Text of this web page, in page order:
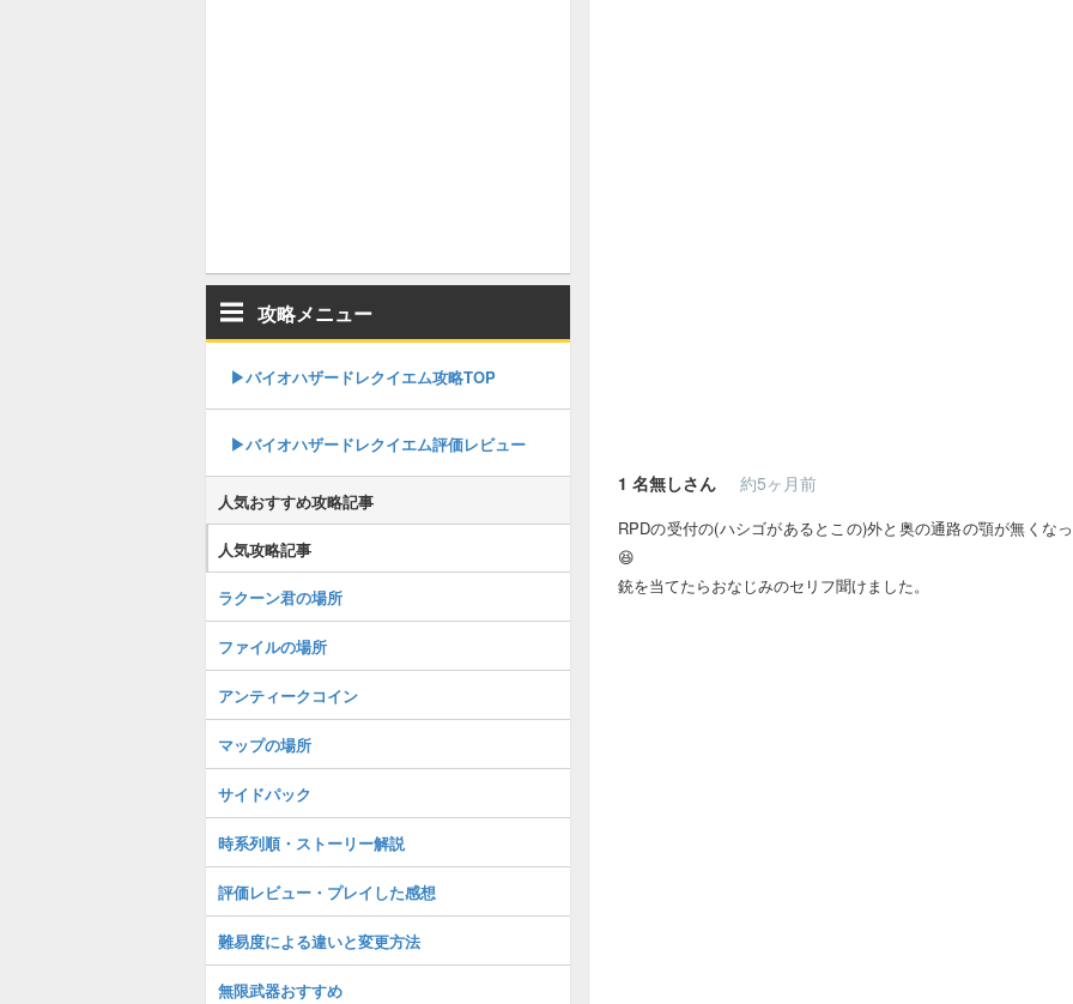
1 名無しさん 約5ヶ月前
RPDの受付の(ハシゴがあるとこの)外と奥の通路の顎が無くな
😆
銃を当てたらおなじみのセリフ聞けました。
攻略メニュー
▶︎バイオハザードレクイエム攻略TOP
▶︎バイオハザードレクイエム評価レビュー
人気おすすめ攻略記事
人気攻略記事
ラクーン君の場所
ファイルの場所
アンティークコイン
マップの場所
サイドパック
時系列順・ストーリー解説
評価レビュー・プレイした感想
難易度による違いと変更方法
無限武器おすすめ